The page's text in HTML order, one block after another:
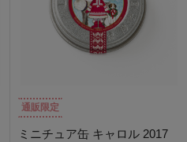
通販限定
ミニチュア缶 キャロル 2017